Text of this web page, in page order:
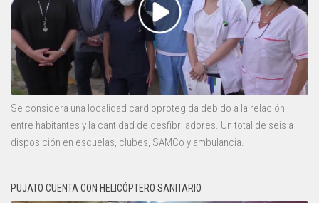
Se considera una localidad cardioprotegida debido a la relación
entre habitantes y la cantidad de desfibriladores. Un total de seis a
disposición en escuelas, clubes, SAMCo y ambulancia.
PUJATO CUENTA CON HELICÓPTERO SANITARIO